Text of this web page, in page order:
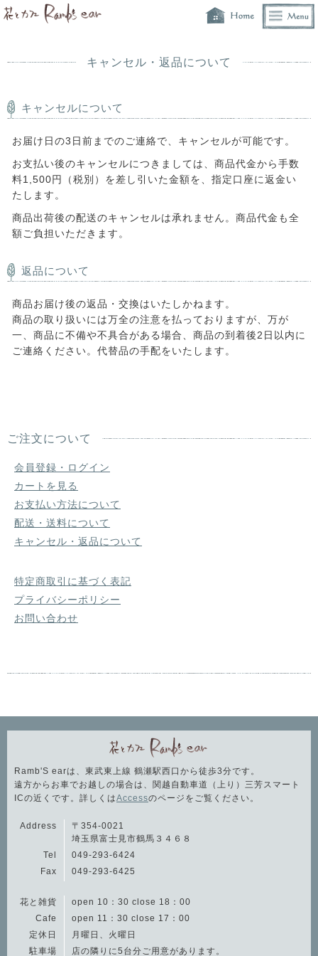
キャンセル・返品について
キャンセルについて
お届け日の3日前までのご連絡で、キャンセルが可能です。
お支払い後のキャンセルにつきましては、商品代金から手数
料1,500円（税別）を差し引いた金額を、指定口座に返金い
たします。
商品出荷後の配送のキャンセルは承れません。商品代金も全
額ご負担いただきます。
返品について
商品お届け後の返品・交換はいたしかねます。
商品の取り扱いには万全の注意を払っておりますが、万が
一、商品に不備や不具合がある場合、商品の到着後2日以内に
ご連絡ください。代替品の手配をいたします。
ご注文について
会員登録・ログイン
カートを見る
お支払い方法について
配送・送料について
キャンセル・返品について
特定商取引に基づく表記
プライバシーポリシー
お問い合わせ
Ramb'S earは、東武東上線 鶴瀬駅西口から徒歩3分です。
遠方からお車でお越しの場合は、関越自動車道（上り）三芳スマート
ICの近くです。詳しくはAccessのページをご覧ください。
Address
〒354-0021
埼玉県富士見市鶴馬３４６８
Tel
049-293-6424
Fax
049-293-6425
花と雑貨
open 10：30 close 18：00
Cafe
open 11：30 close 17：00
定休日
月曜日、火曜日
駐車場
店の隣りに5台分ご用意があります。